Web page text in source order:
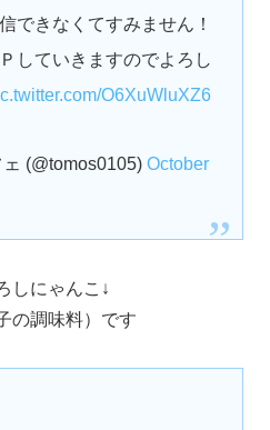
できなくてすみません！
していきますのでよろし
O6XuWluXZ6
(@tomos0105)October
しにゃんこ↓
の調味料）です